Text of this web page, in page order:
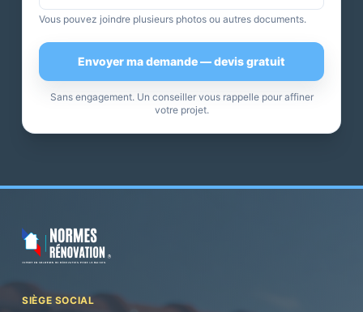
Vous pouvez joindre plusieurs photos ou autres documents.
Envoyer ma demande — devis gratuit
Sans engagement. Un conseiller vous rappelle pour affiner
votre projet.
SIÈGE SOCIAL